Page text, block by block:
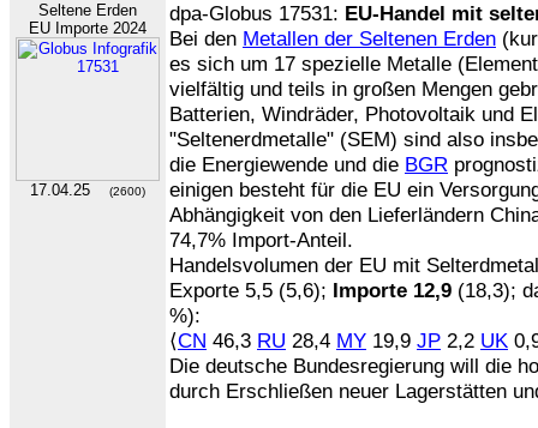
Seltene Erden
EU Importe 2024
17.04.25 (2600)
dpa-Globus 17531: EU-Handel mit
Bei den Metallen der Seltenen Erden
es sich um 17 spezielle Metalle
vielfältig und teils in großen Mengen
Batterien, Windräder, Photovoltaik und
"Seltenerdmetalle" (SEM) sind also
die Energiewende und die BGR
einigen besteht für die EU ein
Abhängigkeit von den Lieferländern
74,7% Import-Anteil.
Handelsvolumen der EU mit
Exporte 5,5 (5,6); Importe 12,9 (18,3);
%):
⟨CN 46,3 RU 28,4 MY 19,9 JP 2,2 UK
Die deutsche Bundesregierung will die
durch Erschließen neuer Lagerstätten